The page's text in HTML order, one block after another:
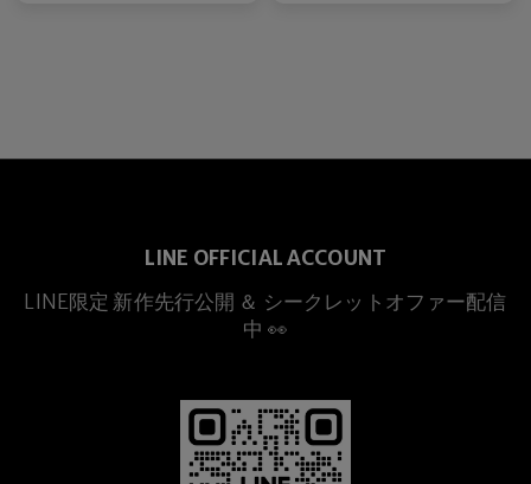
LINE OFFICIAL ACCOUNT
LINE限定 新作先行公開 ＆ シークレットオファー配信
中 👀